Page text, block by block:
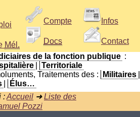
Mél.
Compte
Docs
Infos
Contact
de la fonction publique :
Territoriale
Traitements des :
Militaires
Élus…
:Accueil ➜Liste des
Pozzi